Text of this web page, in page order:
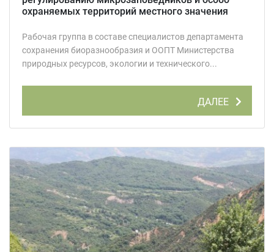
охраняемых территорий местного значения
Рабочая группа в составе специалистов департамента
сохранения биоразнообразия и ООПТ Министерства
природных ресурсов, экологии и технического...
ДАЛЕЕ